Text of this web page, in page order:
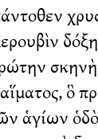
σκηνὴν